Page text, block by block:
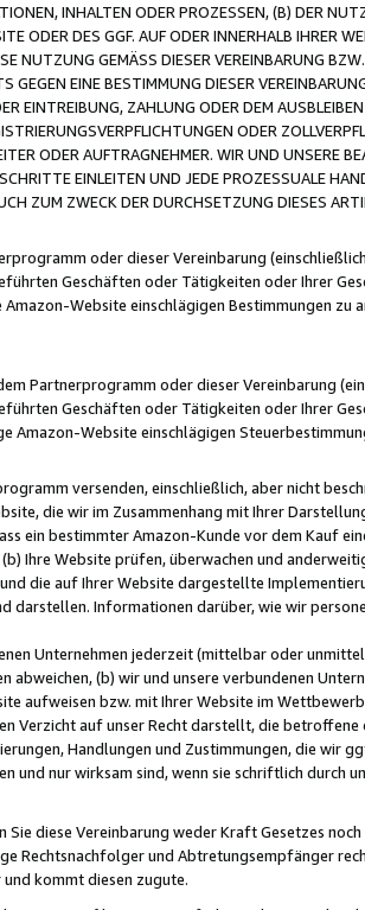
INHALTEN ODER PROZESSEN, (B) DER
ODER DES GGF. AUF ODER INNERHALB IHRER
NUTZUNG GEMÄSS DIESER VEREINBARUNG
EINE BESTIMMUNG DIESER
EINTREIBUNG, ZAHLUNG ODER DEM
ODER
ODER AUFTRAGNEHMER. WIR UND UNSERE
EINLEITEN UND JEDE PROZESSUALE
ZUM ZWECK DER DURCHSETZUNG DIESES
oder dieser Vereinbarung
Geschäften oder Tätigkeiten oder Ihrer
Website einschlägigen Bestimmungen zu
Partnerprogramm oder dieser Vereinbarung
Geschäften oder Tätigkeiten oder Ihrer
Amazon-Website einschlägigen
versenden, einschließlich, aber nicht
die wir im Zusammenhang mit Ihrer
ein bestimmter Amazon-Kunde vor dem Kauf
Ihre Website prüfen, überwachen und
die auf Ihrer Website dargestellte
darstellen. Informationen darüber, wie wir
Unternehmen jederzeit (mittelbar oder
abweichen, (b) wir und unsere verbundenen
aufweisen bzw. mit Ihrer Website im
Verzicht auf unser Recht darstellt, die
Handlungen und Zustimmungen, die wir
und nur wirksam sind, wenn sie schriftlich
diese Vereinbarung weder Kraft Gesetzes
Rechtsnachfolger und Abtretungsempfänger
kommt diesen zugute.